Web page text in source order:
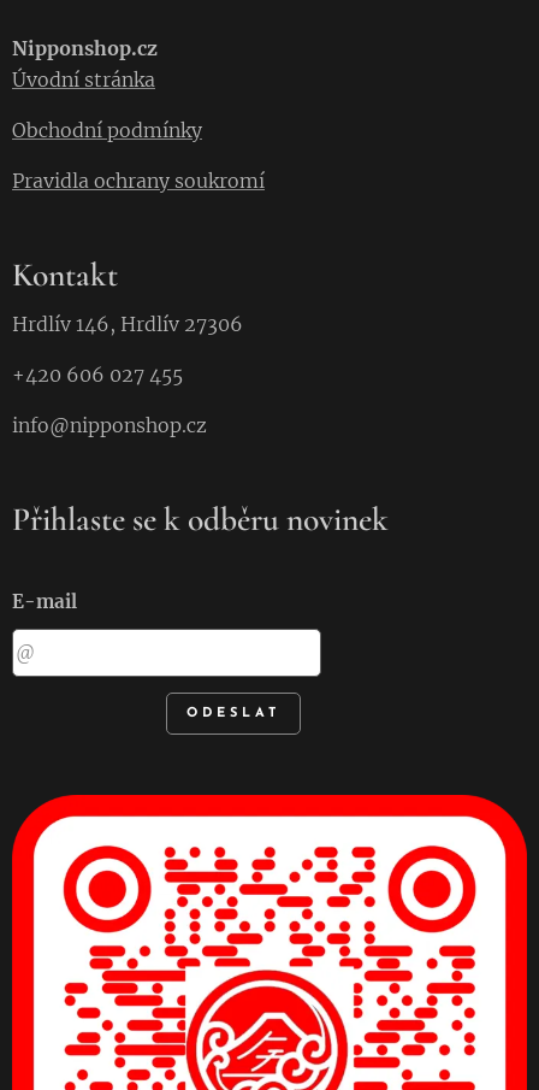
Nipponshop.cz
Úvodní stránka
Obchodní podmínky
Pravidla ochrany soukromí
Kontakt
Hrdlív 146, Hrdlív 27306
+420 606 027 455
info@nipponshop.cz
Přihlaste se k odběru novinek
E-mail
ODESLAT